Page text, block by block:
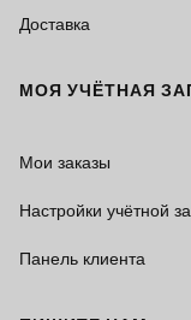
Доставка
МОЯ УЧЁТНАЯ
Мои заказы
Настройки учётной
Панель клиента